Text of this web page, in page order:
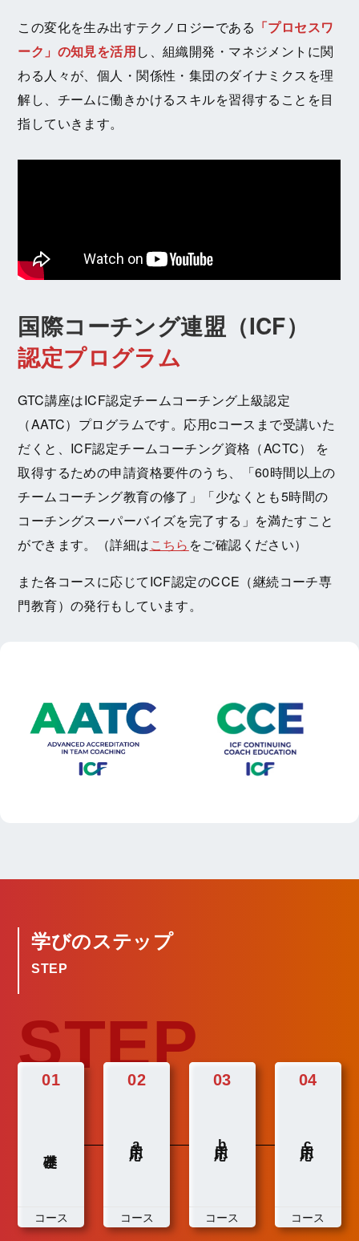
この変化を生み出すテクノロジーである 「プロセスワ
ーク」の知見を活用し、組織開発・マネジメントに関
わる人々が、個人・関係性・集団のダイナミクスを理
解し、チームに働きかけるスキルを習得することを目
指していきます。
国際コーチング連盟（ICF）
認定プログラム
GTC講座はICF認定チームコーチング上級認定
（AATC）プログラムです。応用cコースまで受講いた
だくと、ICF認定チームコーチング資格（ACTC） を
取得するための申請資格要件のうち、「60時間以上の
チームコーチング教育の修了」「少なくとも5時間の
コーチングスーパーバイズを完了する」を満たすこと
ができます。（詳細はこちら をご確認ください）
また各コースに応じてICF認定のCCE（継続コーチ専
門教育）の発行もしています。
学びのステップ
STEP
STEP
01
コース
02
a
コース
03
b
コース
04
c
コース